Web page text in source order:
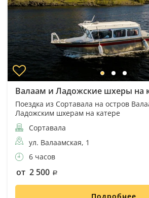
Валаам и Ладожские шхеры на
Поездка из Сортавала на остров
Ладожским шхерам на катере
Сортавала
ул. Валаамская, 1
6 часов
от 2 500